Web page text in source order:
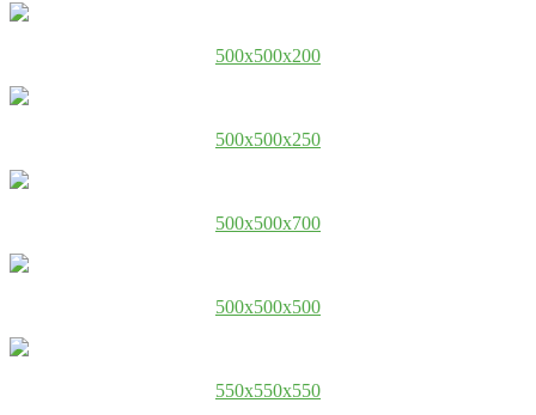
500x500x200
500x500x250
500x500x700
500x500x500
550x550x550